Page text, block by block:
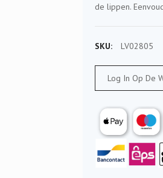
de lippen.
SKU: LV02805
Log In Op De